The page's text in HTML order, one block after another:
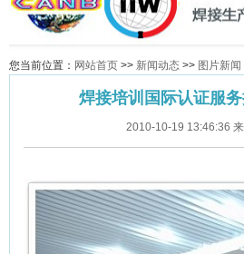
您当前位置： 网站首页 >> 新闻动态 >> 图片新闻
焊接培训国际认证服
2010-10-19 13:46:36